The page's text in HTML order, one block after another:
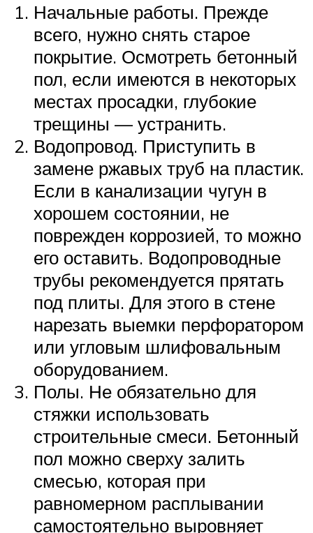
Начальные работы. Прежде
всего, нужно снять старое
покрытие. Осмотреть бетонный
пол, если имеются в некоторых
местах просадки, глубокие
трещины — устранить.
Водопровод. Приступить в
замене ржавых труб на пластик.
Если в канализации чугун в
хорошем состоянии, не
поврежден коррозией, то можно
его оставить. Водопроводные
трубы рекомендуется прятать
под плиты. Для этого в стене
нарезать выемки перфоратором
или угловым шлифовальным
оборудованием.
Полы. Не обязательно для
стяжки использовать
строительные смеси. Бетонный
пол можно сверху залить
смесью, которая при
равномерном расплывании
самостоятельно выровняет